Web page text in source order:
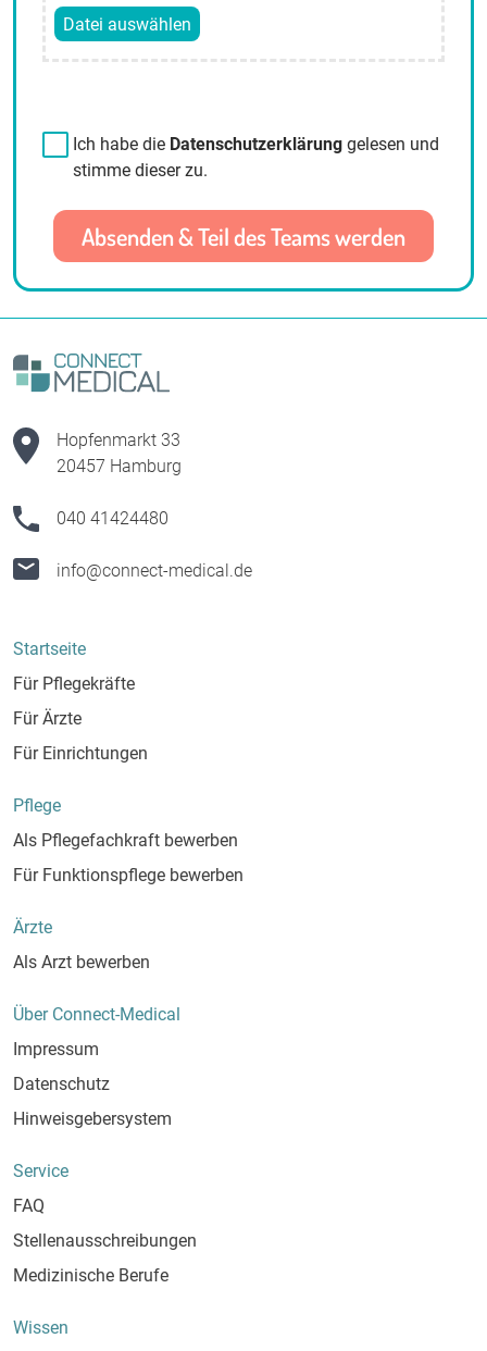
Ich habe die Datenschutzerklärung gelesen und
stimme dieser zu.
Hopfenmarkt 33
20457 Hamburg
040 41424480
info@connect-medical.de
Startseite
Für Pflegekräfte
Für Ärzte
Für Einrichtungen
Pflege
Als Pflegefachkraft bewerben
Für Funktionspflege bewerben
Ärzte
Als Arzt bewerben
Über Connect-Medical
Impressum
Datenschutz
Hinweisgebersystem
Service
FAQ
Stellenausschreibungen
Medizinische Berufe
Wissen